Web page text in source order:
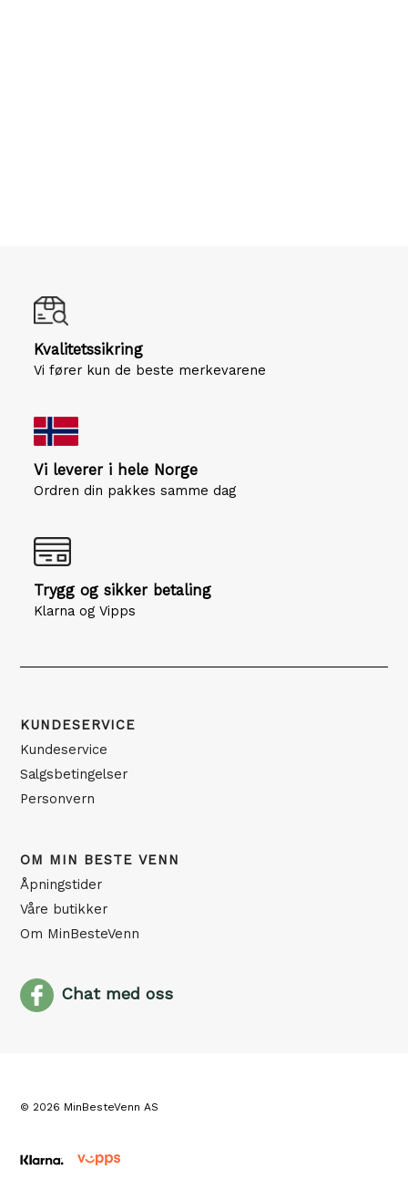
Kvalitetssikring
Vi fører kun de beste merkevarene
Vi leverer i hele Norge
Ordren din pakkes samme dag
Trygg og sikker betaling
Klarna og Vipps
KUNDESERVICE
Kundeservice
Salgsbetingelser
Personvern
OM MIN BESTE VENN
Åpningstider
Våre butikker
Om MinBesteVenn
Chat med oss
© 2026 MinBesteVenn AS